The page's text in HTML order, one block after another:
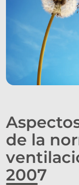
de la
2007